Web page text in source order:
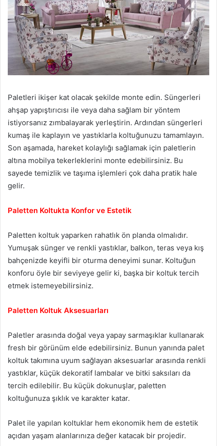
Paletleri ikişer kat olacak şekilde monte edin. Süngerleri
ahşap yapıştırıcısı ile veya daha sağlam bir yöntem
istiyorsanız zımbalayarak yerleştirin. Ardından süngerleri
kumaş ile kaplayın ve yastıklarla koltuğunuzu tamamlayın.
Son aşamada, hareket kolaylığı sağlamak için paletlerin
altına mobilya tekerleklerini monte edebilirsiniz. Bu
sayede temizlik ve taşıma işlemleri çok daha pratik hale
gelir.
Paletten Koltukta Konfor ve Estetik
Paletten koltuk yaparken rahatlık ön planda olmalıdır.
Yumuşak sünger ve renkli yastıklar, balkon, teras veya kış
bahçenizde keyifli bir oturma deneyimi sunar. Koltuğun
konforu öyle bir seviyeye gelir ki, başka bir koltuk tercih
etmek istemeyebilirsiniz.
Paletten Koltuk Aksesuarları
Paletler arasında doğal veya yapay sarmaşıklar kullanarak
fresh bir görünüm elde edebilirsiniz. Bunun yanında palet
koltuk takımına uyum sağlayan aksesuarlar arasında renkli
yastıklar, küçük dekoratif lambalar ve bitki saksıları da
tercih edilebilir. Bu küçük dokunuşlar, paletten
koltuğunuza şıklık ve karakter katar.
Palet ile yapılan koltuklar hem ekonomik hem de estetik
açıdan yaşam alanlarınıza değer katacak bir projedir.